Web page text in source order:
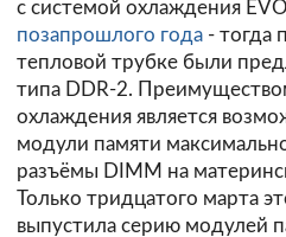
с системой охлаждения
позапрошлого года - тогда
тепловой трубке были
типа DDR-2.
охлаждения является
модули памяти
разъёмы DIMM на
Только тридцатого марта
выпустила серию модулей